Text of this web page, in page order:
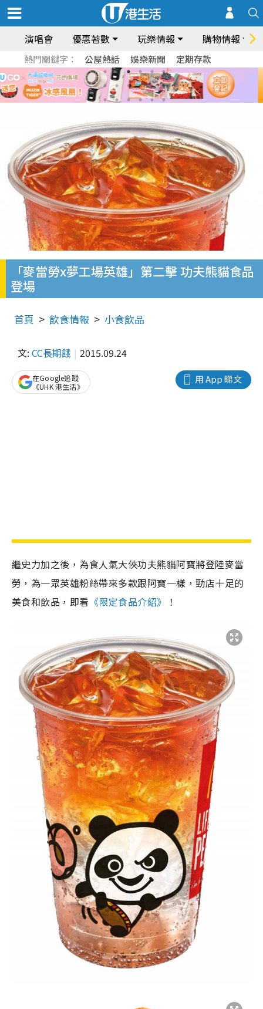
演唱會 優惠著數 玩樂情報 購物情報
熱門關鍵字： 公屋熱話 娛樂新聞 定期存款
「麥當勞x夢工場英雄」第二擊 功夫熊貓食品
登場
首頁 飲食情報 小食飲品
文: CC長期餓 2015.09.24
用 App 睇文
在Google追蹤
《UHK 港生活》
繼史力加之後，為食人氣大俠功夫熊貓阿寶將登陸麥當
勞，為一眾英雄粉絲帶來多款跟阿寶一樣，勁店十足的
美食和飲品，即看 《限定食品介紹》 ！